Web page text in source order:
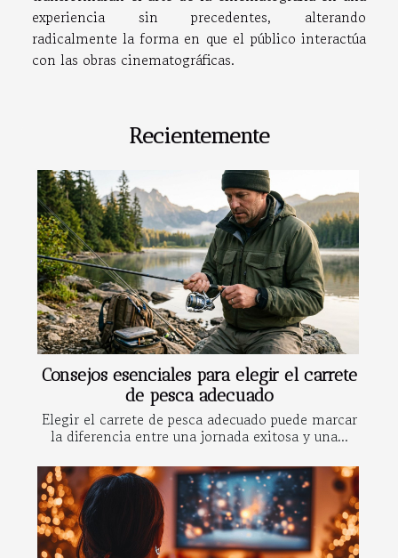
experiencia sin precedentes, alterando
radicalmente la forma en que el público interactúa
con las obras cinematográficas.
Recientemente
Consejos esenciales para elegir el carrete
de pesca adecuado
Elegir el carrete de pesca adecuado puede marcar
la diferencia entre una jornada exitosa y una...